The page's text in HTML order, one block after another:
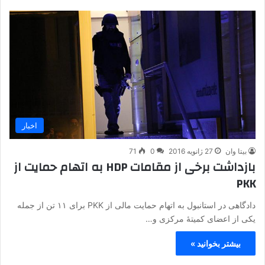
اخبار
بیتا وان 27 ژانویه 2016 0
71
بازداشت برخی از مقامات HDP به اتهام حمایت از
PKK
دادگاهی در استانبول به اتهام حمایت مالی از PKK برای ۱۱ تن از جمله
یکی از اعضای کمیتۀ مرکزی و…
بیشتر بخوانید »